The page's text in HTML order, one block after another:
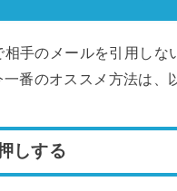
手のメールを引用しな
番のオススメ方法は、
しする